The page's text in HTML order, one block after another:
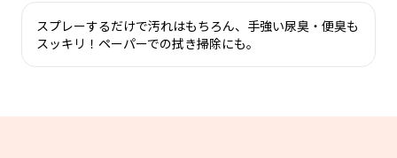
スプレーするだけで汚れはもちろん、手強い尿臭・便臭も
スッキリ！ペーパーでの拭き掃除にも。